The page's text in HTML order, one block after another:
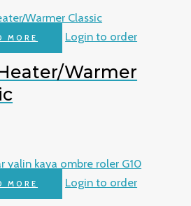
MORE Login to order
Warmer
MORE Login to order